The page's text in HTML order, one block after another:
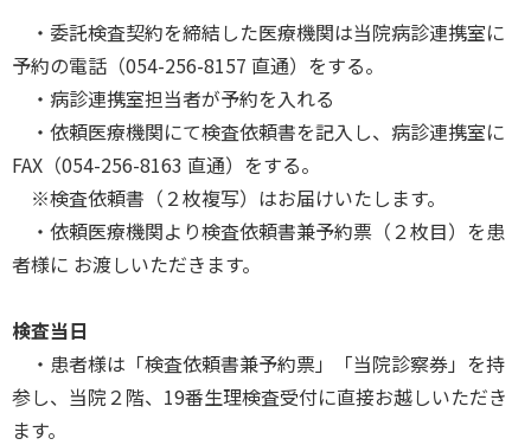
・委託検査契約を締結した医療機関は当院病診連携室に
予約の電話（054-256-8157 直通）をする。
・病診連携室担当者が予約を入れる
・依頼医療機関にて検査依頼書を記入し、病診連携室に
FAX（054-256-8163 直通）をする。
※検査依頼書（２枚複写）はお届けいたします。
・依頼医療機関より検査依頼書兼予約票（２枚目）を患
者様に お渡しいただきます。
検査当日
・患者様は「検査依頼書兼予約票」「当院診察券」を持
参し、当院２階、19番生理検査受付に直接お越しいただき
ます。